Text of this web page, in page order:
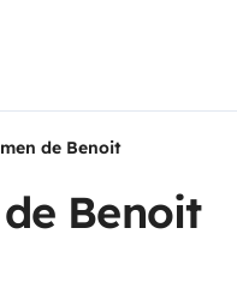
de Benoit
Benoit